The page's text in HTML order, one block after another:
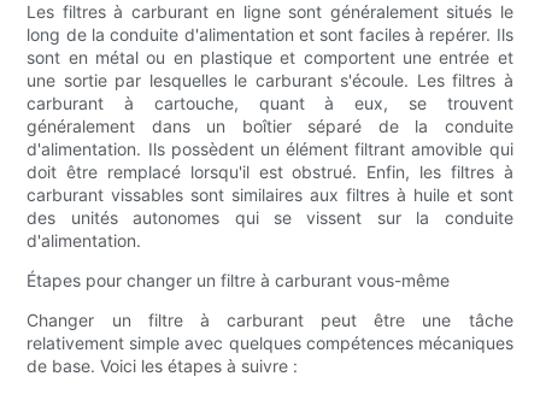
Les filtres à carburant en ligne sont généralement situés le
long de la conduite d'alimentation et sont faciles à repérer. Ils
sont en métal ou en plastique et comportent une entrée et
une sortie par lesquelles le carburant s'écoule. Les filtres à
carburant à cartouche, quant à eux, se trouvent
généralement dans un boîtier séparé de la conduite
d'alimentation. Ils possèdent un élément filtrant amovible qui
doit être remplacé lorsqu'il est obstrué. Enfin, les filtres à
carburant vissables sont similaires aux filtres à huile et sont
des unités autonomes qui se vissent sur la conduite
d'alimentation.
Étapes pour changer un filtre à carburant vous-même
Changer un filtre à carburant peut être une tâche
relativement simple avec quelques compétences mécaniques
de base. Voici les étapes à suivre :